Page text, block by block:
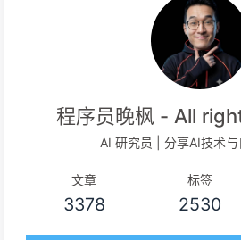
程序员晚枫 - All
AI 研究员 | 分享AI技术
文章
3378
标签
2530